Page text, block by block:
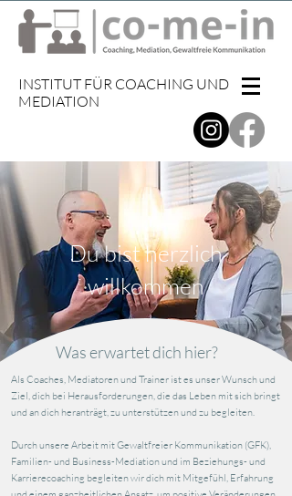
INSTITUT FÜR COACHING UND
MEDIATION​
Du bist herzlich
willkommen
Was erwartet dich hier?
Als Coaches, Mediatoren und Trainer ist es unser Wunsch und
Ziel, dich bei Herausforderungen, die das Leben mit sich bringt
und an dich heranträgt, zu unterstützen und zu begleiten.
​Durch unsere Arbeit mit Gewaltfreier Kommunikation (GFK),
Familien- und Business-Mediation und im Beziehungs- und
Karrierecoaching begleiten wir dich mit Mitgefühl, Erfahrung